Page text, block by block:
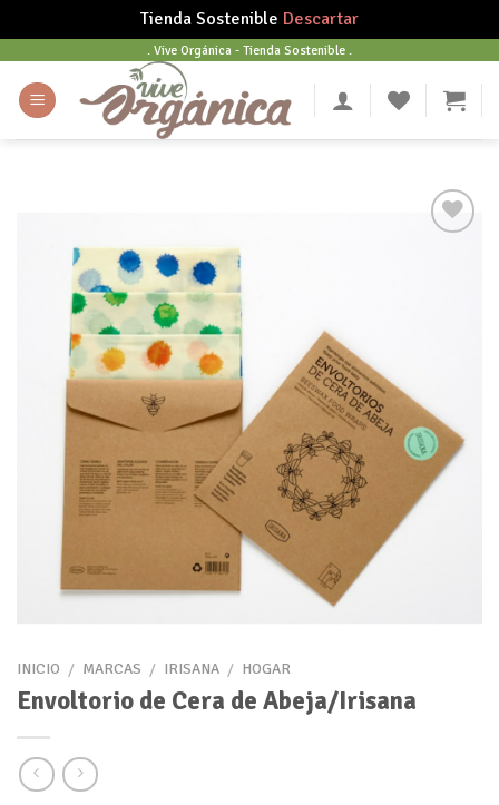
Tienda Sostenible Descartar
content
. Vive Orgánica - Tienda Sostenible .
INICIO / MARCAS / IRISANA / HOGAR
Envoltorio de Cera de Abeja/Irisana